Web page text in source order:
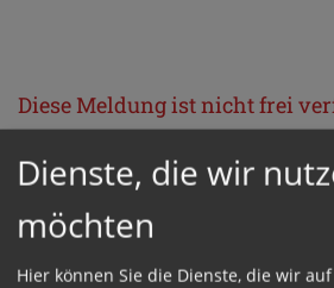
Diese Meldung ist nicht frei
ProduktKathpress_online.
Dienste, die wir
möchten
Hier können Sie die Dienste, die wir